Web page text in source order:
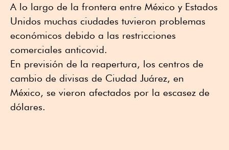
A lo largo de la frontera entre México y Estados
Unidos muchas ciudades tuvieron problemas
económicos debido a las restricciones
comerciales anticovid.
En previsión de la reapertura, los centros de
cambio de divisas de Ciudad Juárez, en
México, se vieron afectados por la escasez de
dólares.